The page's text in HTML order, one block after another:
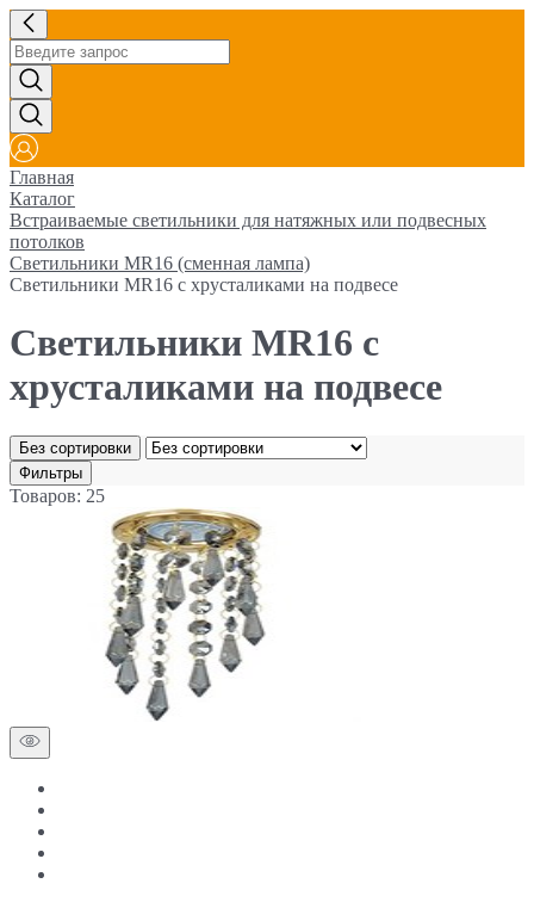
Главная
Каталог
Встраиваемые светильники для натяжных или подвесных
потолков
Светильники MR16 (сменная лампа)
Светильники MR16 с хрусталиками на подвесе
Светильники MR16 с
хрусталиками на подвесе
Без сортировки
Фильтры
Товаров: 25